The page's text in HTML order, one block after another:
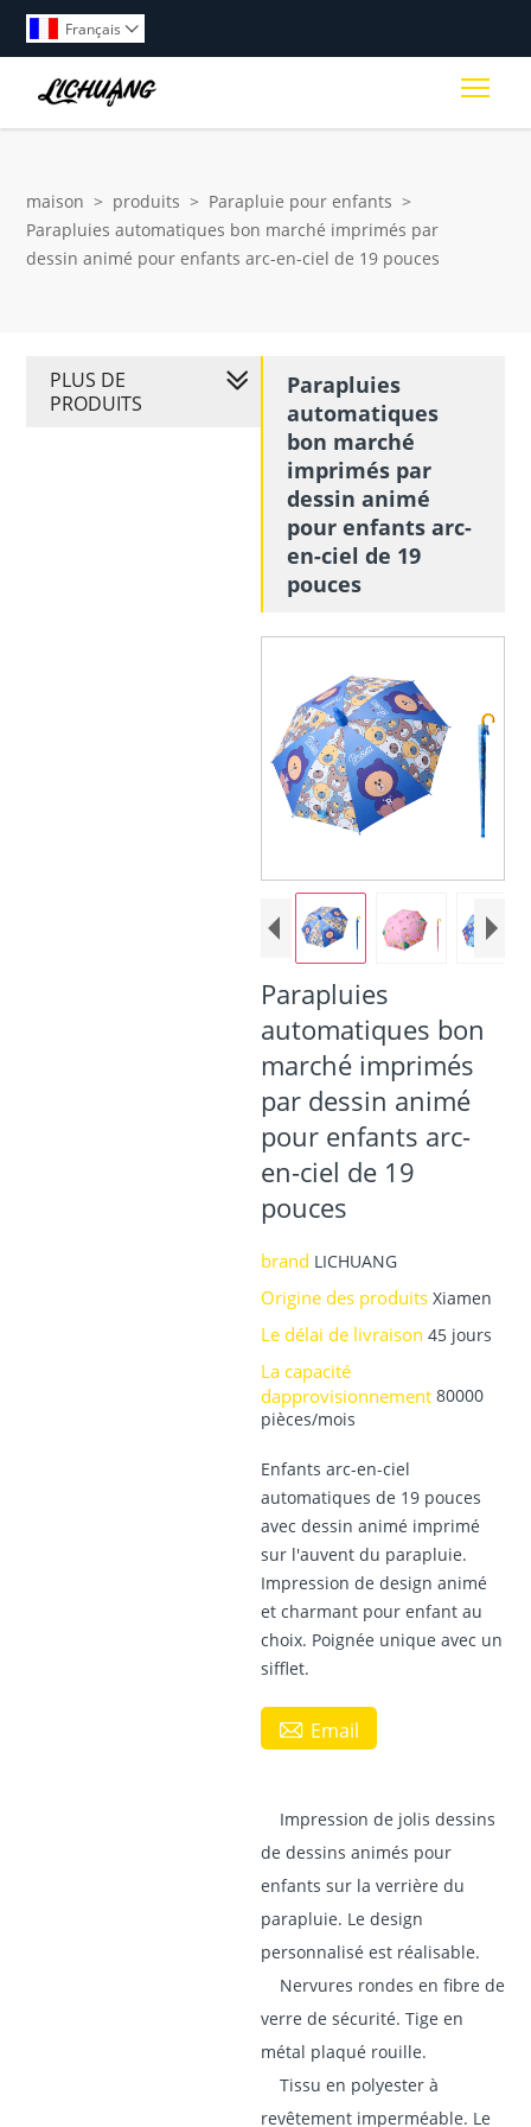
Français 
maison > produits > Parapluie pour enfants >
Parapluies automatiques bon marché imprimés par
dessin animé pour enfants arc-en-ciel de 19 pouces
Parapluies
automatiques
bon marché
imprimés par
dessin animé
pour enfants arc-
en-ciel de 19
pouces
Parapluies
automatiques bon
marché imprimés
par dessin animé
pour enfants arc-
en-ciel de 19
pouces
brand LICHUANG
Origine des produits Xiamen
Le délai de livraison 45 jours
La capacité
dapprovisionnement 80000
pièces/mois
Enfants arc-en-ciel
automatiques de 19 pouces
avec dessin animé imprimé
sur l'auvent du parapluie.
Impression de design animé
et charmant pour enfant au
choix. Poignée unique avec un
sifflet.
 Email
Impression de jolis dessins
de dessins animés pour
enfants sur la verrière du
parapluie. Le design
personnalisé est réalisable.
Nervures rondes en fibre de
verre de sécurité. Tige en
métal plaqué rouille.
Tissu en polyester à
revêtement imperméable. Le
PLUS DE
PRODUITS